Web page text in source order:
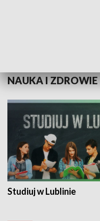
NAUKA I ZDROWIE
Studiuj w Lublinie